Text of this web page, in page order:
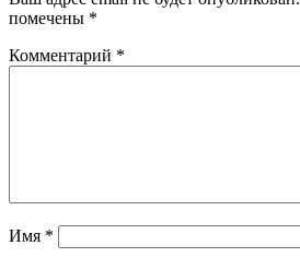
помечены *
Комментарий *
Имя *